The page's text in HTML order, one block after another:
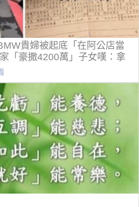
貴婦被起底「在阿公店當
「豪撒4200萬」子女嘆：拿